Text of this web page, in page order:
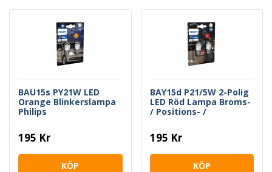
BAU15s PY21W LED
Orange Blinkerslampa
Philips
195 Kr
KÖP
BAY15d P21/5W 2-Polig
LED Röd Lampa Broms-
/ Positions- /
195 Kr
KÖP